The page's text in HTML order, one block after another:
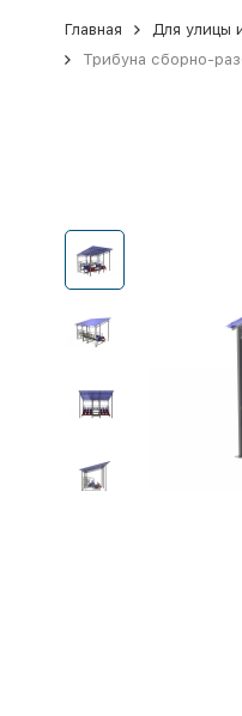
Главная Для улицы
Трибуна сборно-